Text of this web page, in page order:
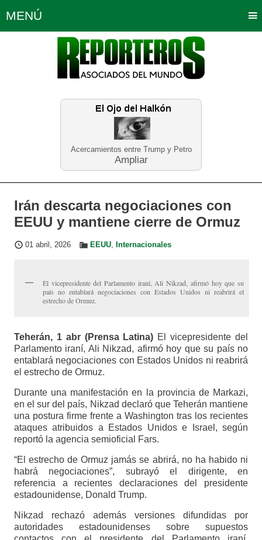
Acercamientos entre Trump y Petro
Ampliar
MENÚ
Política Opinión Bogotá
Planeta Tierra Deportes
Educación Neira
Irán descarta negociaciones con
EEUU y mantiene cierre de Ormuz
01 abril, 2026 EEUU, Internacionales
El vicepresidente del Parlamento iraní, Ali Nikzad, afirmó hoy que su
país no entablará negociaciones con Estados Unidos ni reabrirá el
estrecho de Ormuz.
Teherán, 1 abr (Prensa Latina) El vicepresidente del
Parlamento iraní, Ali Nikzad, afirmó hoy que su país no
entablará negociaciones con Estados Unidos ni reabrirá
el estrecho de Ormuz.
Durante una manifestación en la provincia de Markazi,
en el sur del país, Nikzad declaró que Teherán mantiene
una postura firme frente a Washington tras los recientes
ataques atribuidos a Estados Unidos e Israel, según
reportó la agencia semioficial Fars.
“El estrecho de Ormuz jamás se abrirá, no ha habido ni
habrá negociaciones”, subrayó el dirigente, en
referencia a recientes declaraciones del presidente
estadounidense, Donald Trump.
Nikzad rechazó además versiones difundidas por
autoridades estadounidenses sobre supuestos